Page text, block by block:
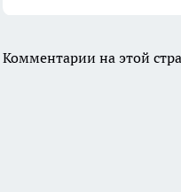
Комментарии на этой